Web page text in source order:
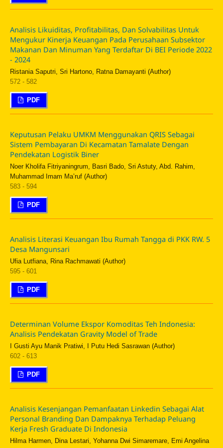
Analisis Likuiditas, Profitabilitas, Dan Solvabilitas Untuk
Mengukur Kinerja Keuangan Pada Perusahaan Subsektor
Makanan Dan Minuman Yang Terdaftar Di BEI Periode 2022
- 2024
Ristania Saputri, Sri Hartono, Ratna Damayanti (Author)
572 - 582
PDF
Keputusan Pelaku UMKM Menggunakan QRIS Sebagai
Sistem Pembayaran Di Kecamatan Tamalate Dengan
Pendekatan Logistik Biner
Noer Kholifa Fitriyaningrum, Basri Bado, Sri Astuty, Abd. Rahim,
Muhammad Imam Ma’ruf (Author)
583 - 594
PDF
Analisis Literasi Keuangan Ibu Rumah Tangga di PKK RW. 5
Desa Mangunsari
Ufia Lutfiana, Rina Rachmawati (Author)
595 - 601
PDF
Determinan Volume Ekspor Komoditas Teh Indonesia:
Analisis Pendekatan Gravity Model of Trade
I Gusti Ayu Manik Pratiwi, I Putu Hedi Sasrawan (Author)
602 - 613
PDF
Analisis Kesenjangan Pemanfaatan Linkedin Sebagai Alat
Personal Branding Dan Dampaknya Terhadap Peluang
Kerja Fresh Graduate Di Indonesia
Hilma Harmen, Dina Lestari, Yohanna Dwi Simaremare, Emi Angelina